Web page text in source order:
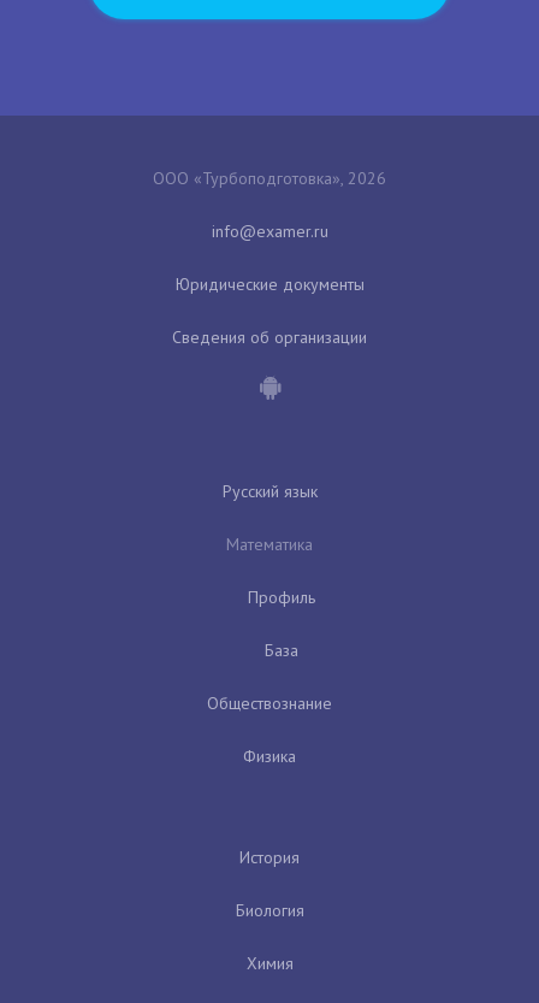
ООО «Турбоподготовка», 2026
Юридические документы
Сведения об организации
Русский язык
Математика
Профиль
База
Обществознание
Физика
История
Биология
Химия